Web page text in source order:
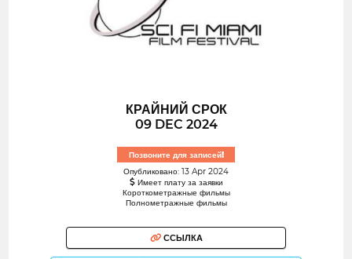
КРАЙНИЙ СРОК
09 DEC 2024
Позвоните для записей!
Опубликовано: 13 Apr 2024
Имеет плату за заявки
Короткометражные фильмы
Полнометражные фильмы
ССЫЛКА